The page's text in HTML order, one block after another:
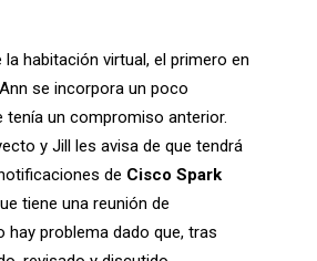
la habitación virtual, el primero en
se incorpora un poco
tenía un compromiso anterior.
y Jill les avisa de que tendrá
de Cisco Spark
tiene una reunión de
hay problema dado que, tras